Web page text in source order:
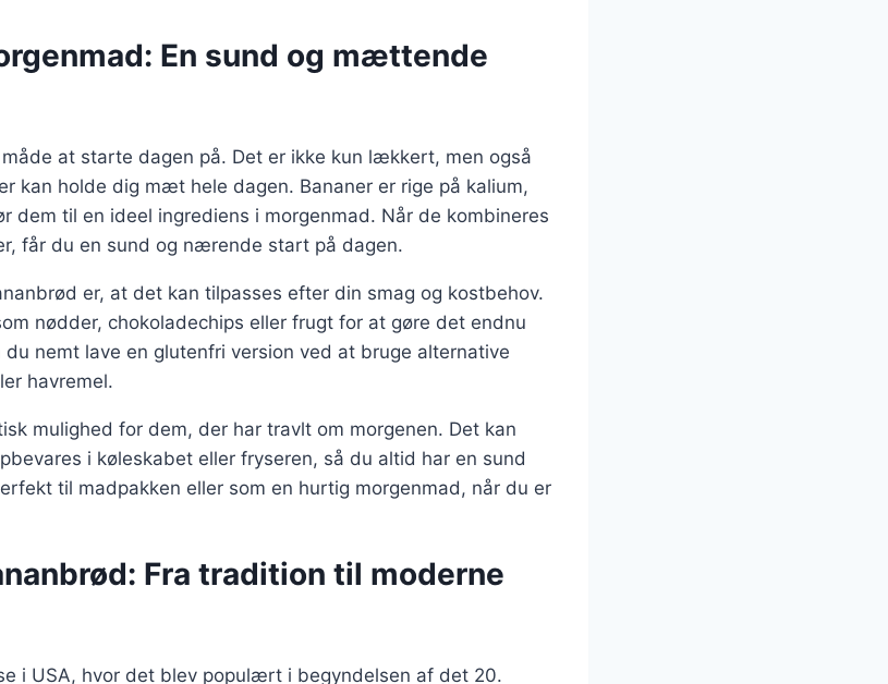
En sund og mættende
at starte dagen på. Det er ikke kun lækkert, men også
kan holde dig mæt hele dagen. Bananer er rige på kalium,
dem til en ideel ingrediens i morgenmad. Når de kombineres
får du en sund og nærende start på dagen.
er, at det kan tilpasses efter din smag og kostbehov.
nødder, chokoladechips eller frugt for at gøre det endnu
nemt lave en glutenfri version ved at bruge alternative
havremel.
mulighed for dem, der har travlt om morgenen. Det kan
i køleskabet eller fryseren, så du altid har en sund
til madpakken eller som en hurtig morgenmad, når du er
Fra tradition til moderne
i USA, hvor det blev populært i begyndelsen af det 20.